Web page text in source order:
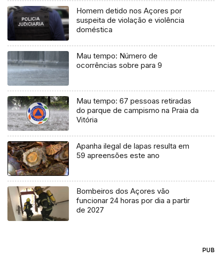
Homem detido nos Açores por
suspeita de violação e violência
doméstica
Mau tempo: Número de
ocorrências sobre para 9
Mau tempo: 67 pessoas retiradas
do parque de campismo na Praia da
Vitória
Apanha ilegal de lapas resulta em
59 apreensões este ano
Bombeiros dos Açores vão
funcionar 24 horas por dia a partir
de 2027
PUB